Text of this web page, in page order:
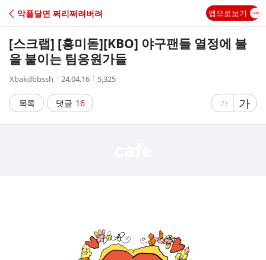
C
A
악플달면 쩌리쩌려버려 앱으로보기
[스크랩] [흥미돋][KBO] 야구팬들 열정에 불
을 붙이는 팀응원가들
작
자
Xbakdbbssh
작
시
간
24.04.16
조
5,325
목록 댓글 16
글
가
글
자
가